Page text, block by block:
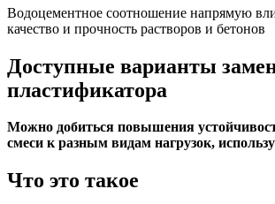
Водоцементное соотношение напрямую
качество и прочность растворов и бетонов
Доступные варианты
пластификатора
Можно добиться повышения
смеси к разным видам нагрузок,
Что это такое